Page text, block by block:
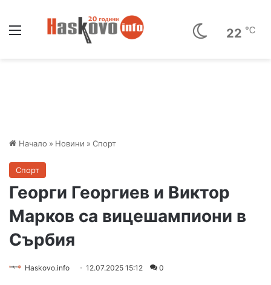
22 ℃
Начало » Новини » Спорт
Спорт
Георги Георгиев и Виктор
Марков са вицешампиони в
Сърбия
Haskovo.info 12.07.2025 15:12 0